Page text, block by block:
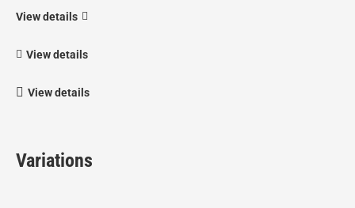
View details
View details
View details
Variations